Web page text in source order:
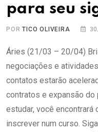
para seu
PORTICO OLIVEIRA
Áries (21/03 – 20/04)
negociações e
contatos estarão
contratos e expansão do
estudar, você
inscrever num curso.